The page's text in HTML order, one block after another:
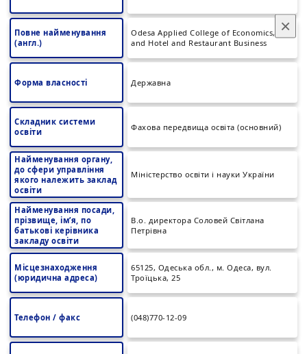
×
Повне найменування
(англ.)
Odesa Applied College of Economics, Law
and Hotel and Restaurant Business
Форма власності Державна
Складник системи
освіти
Фахова передвища освіта (основний)
Найменування органу,
до сфери управління
якого належить заклад
освіти
Міністерство освіти і науки України
Найменування посади,
прізвище, ім’я, по
батькові керівника
закладу освіти
В.о. директора Соловей Світлана
Петрівна
Місцезнаходження
(юридична адреса)
65125, Одеська обл., м. Одеса, вул.
Троїцька, 25
Телефон / факс (048)770-12-09